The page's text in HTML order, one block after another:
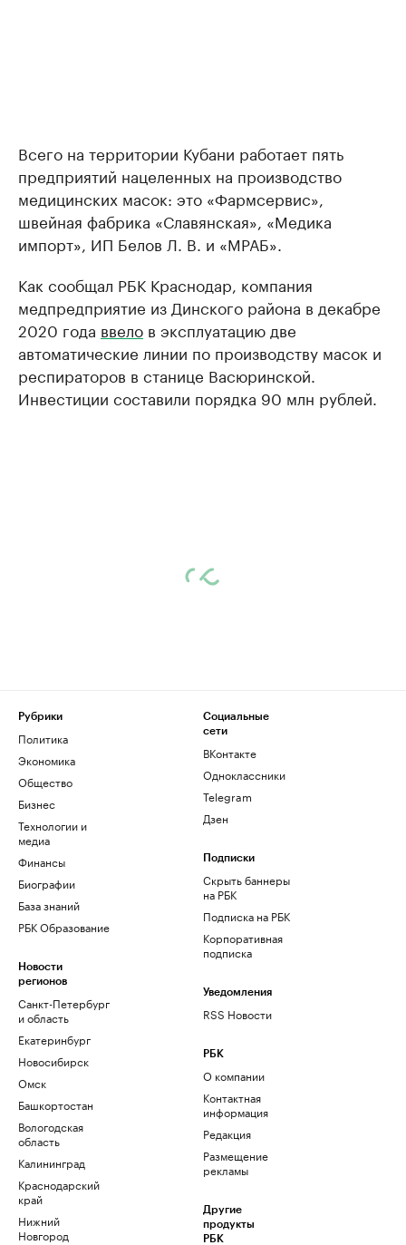
Всего на территории Кубани работает пять
предприятий нацеленных на производство
медицинских масок: это «Фармсервис»,
швейная фабрика «Славянская», «Медика
импорт», ИП Белов Л. В. и «МРАБ».
Как сообщал РБК Краснодар, компания
медпредприятие из Динского района в декабре
2020 года ввело в эксплуатацию две
автоматические линии по производству масок и
респираторов в станице Васюринской.
Инвестиции составили порядка 90 млн рублей.
Рубрики
Политика
Экономика
Общество
Бизнес
Технологии и
медиа
Финансы
Биографии
База знаний
РБК Образование
Новости
регионов
Санкт-Петербург
и область
Екатеринбург
Новосибирск
Омск
Башкортостан
Вологодская
область
Калининград
Краснодарский
край
Нижний
Новгород
Социальные
сети
ВКонтакте
Одноклассники
Telegram
Дзен
Подписки
Скрыть баннеры
на РБК
Подписка на РБК
Корпоративная
подписка
Уведомления
RSS Новости
РБК
О компании
Контактная
информация
Редакция
Размещение
рекламы
Другие
продукты
РБК